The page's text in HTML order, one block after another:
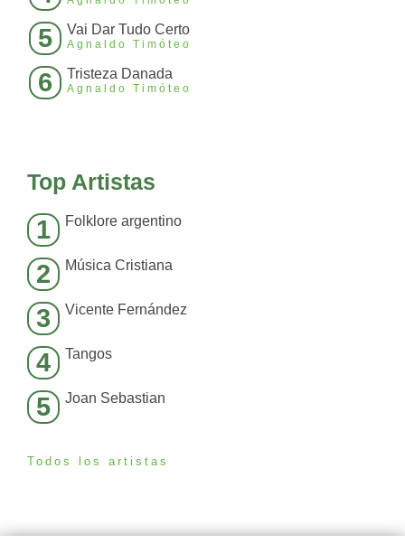
5 Vai Dar Tudo Certo
Agnaldo Timóteo
6 Tristeza Danada
Agnaldo Timóteo
Top Artistas
1 Folklore argentino
2 Música Cristiana
3 Vicente Fernández
4 Tangos
5 Joan Sebastian
Todos los artistas